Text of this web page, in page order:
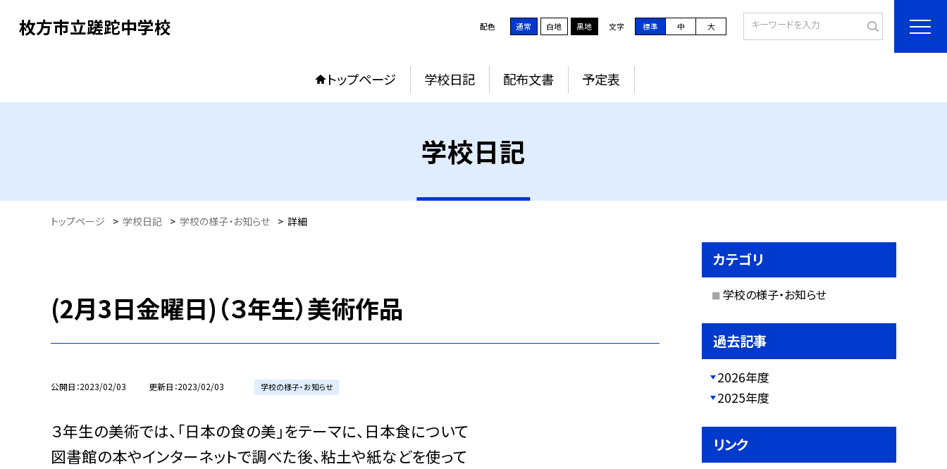
枚方市立蹉跎中学校 配色 通常 白地 黒地 文字 標準 中 大
トップページ 学校日記 配布文書 予定表
学校日記
トップページ > 学校日記 > 学校の様子・お知らせ > 詳細
(2月3日金曜日)（３年生）美術作品
公開日 2023/02/03 更新日 2023/02/03 学校の様子・お知らせ
３年生の美術では、「日本の食の美」をテーマに、日本食について
図書館の本やインターネットで調べた後、粘土や紙などを使って
カテゴリ
学校の様子・お知らせ
過去記事
2026年度
2025年度
リンク